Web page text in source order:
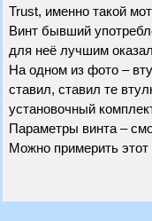
Trust, именно такой
Винт бывший
для неё лучшим
На одном из фото –
ставил, ставил те
установочный
Параметры винта –
Можно примерить